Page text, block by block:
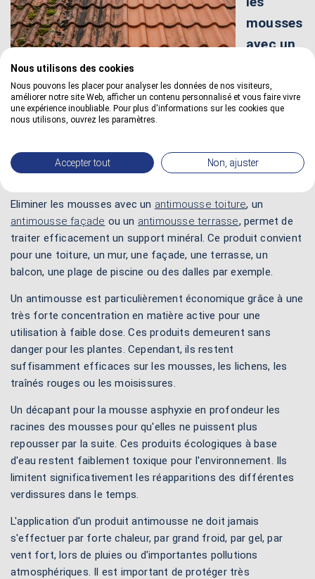
mousses
avec un
Eliminer les mousses avec un antimousse toiture, un
antimousse façade ou un antimousse terrasse, permet de
traiter efficacement un support minéral. Ce produit convient
pour une toiture, un mur, une façade, une terrasse, un
balcon, une plage de piscine ou des dalles par exemple.
Un antimousse est particulièrement économique grâce à une
très forte concentration en matière active pour une
utilisation à faible dose. Ces produits demeurent sans
danger pour les plantes. Cependant, ils restent
suffisamment efficaces sur les mousses, les lichens, les
traînés rouges ou les moisissures.
Un décapant pour la mousse asphyxie en profondeur les
racines des mousses pour qu'elles ne puissent plus
repousser par la suite. Ces produits écologiques à base
d'eau restent faiblement toxique pour l'environnement. Ils
limitent significativement les réapparitions des différentes
verdissures dans le temps.
L'application d'un produit antimousse ne doit jamais
s'effectuer par forte chaleur, par grand froid, par gel, par
vent fort, lors de pluies ou d'importantes pollutions
atmosphériques. Il est important de protéger très
Nous utilisons des cookies
Nous pouvons les placer pour analyser les données de nos visiteurs,
améliorer notre site Web, afficher un contenu personnalisé et vous faire vivre
une expérience inoubliable. Pour plus d'informations sur les cookies que
nous utilisons, ouvrez les paramètres.
Accepter tout Non, ajuster